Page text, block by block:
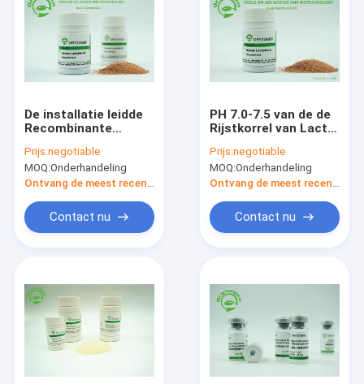
Ongeveer ons
De installatie leidde
Recombinante
Lactoferrin af ALS
voor de Concentratie
van Controlefe
Prijs:negotiable
MOQ:Onderhandeling
Ontvang de meest recente Prijs
Contact nu
PH 7.0-7.5 van de de
Rijstkorrel van Lacto
Recombinante
Menselijke Eiwit
Gediplomeerde
Prijs:negotiable
MOQ:Onderhandeling
Ontvang de meest recente Prijs
Contact nu